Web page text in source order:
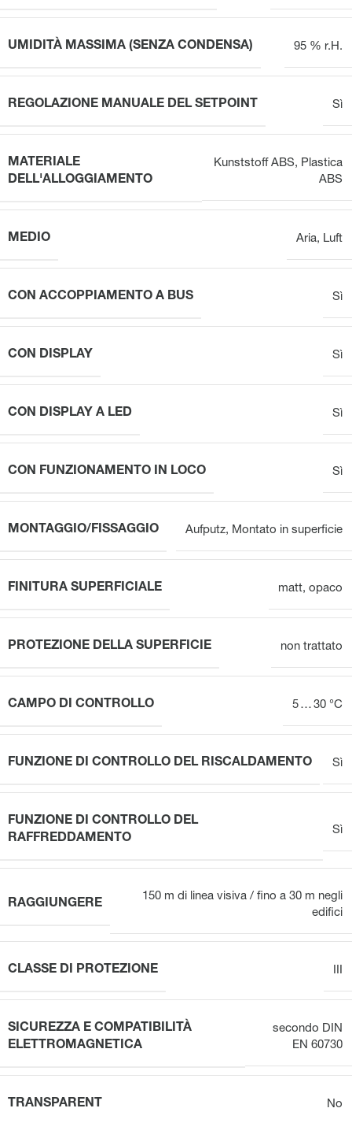
UMIDITÀ MASSIMA (SENZA CONDENSA) 95 % r.H.
REGOLAZIONE MANUALE DEL SETPOINT Sì
MATERIALE
DELL'ALLOGGIAMENTO
Kunststoff ABS, Plastica
ABS
MEDIO Aria, Luft
CON ACCOPPIAMENTO A BUS Sì
CON DISPLAY Sì
CON DISPLAY A LED Sì
CON FUNZIONAMENTO IN LOCO Sì
MONTAGGIO/FISSAGGIO Aufputz, Montato in superficie
FINITURA SUPERFICIALE matt, opaco
PROTEZIONE DELLA SUPERFICIE non trattato
CAMPO DI CONTROLLO 5 … 30 °C
FUNZIONE DI CONTROLLO DEL RISCALDAMENTO Sì
FUNZIONE DI CONTROLLO DEL
RAFFREDDAMENTO
Sì
RAGGIUNGERE
150 m di linea visiva / fino a 30 m negli
edifici
CLASSE DI PROTEZIONE
SICUREZZA E COMPATIBILITÀ
ELETTROMAGNETICA
secondo DIN
EN 60730
TRANSPARENT No